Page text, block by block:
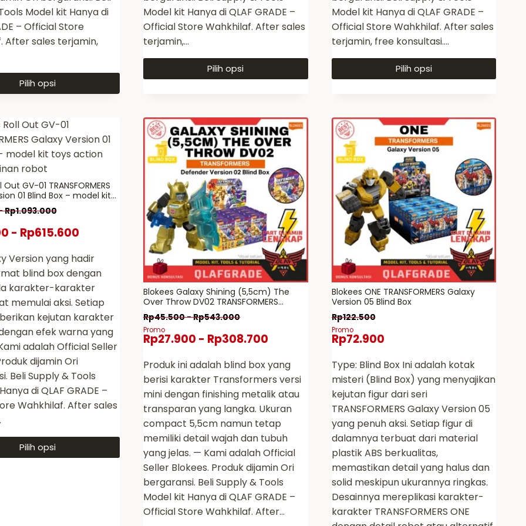
Model kit Hanya di
– Official Store
After sales terjamin,
Pilih opsi
Model kit Hanya di QLAF GRADE –
Official Store Wahkhilaf. After sales
terjamin,…
Pilih opsi
memiliki
beberapa
varian.
Pilihan
dapat
diambil
di
halaman
produk
Model kit Hanya di QLAF GRADE –
Official Store Wahkhilaf. After sales
terjamin, free konsultasi….
Pilih opsi
memiliki
beberapa
varian.
Pilihan
dapat
diambil
halaman
produk
GV-01 TRANSFORMERS
01 Blind Box – model kit
mainan robot
Rp1.093.000
- Rp615.600
Version yang hadir
blind box dengan
karakter-karakter
memulai aksi. Setiap
kejutan karakter
efek warna yang
adalah Official Seller
dijamin Ori
Beli Supply & Tools
di QLAF GRADE –
Wahkhilaf. After sales
Pilih opsi
Blokees Galaxy Shining (5,5cm) The
Over Throw DV02 TRANSFORMERS
Defender Version 02 Blind Box
Rp45.500-Rp543.000
Promo
Rp27.900 - Rp308.700
Produk ini adalah blind box yang
berisi karakter Transformers versi
mini dengan finishing metalik atau
transparan yang langka. Ukuran
compact 5,5cm namun tetap
memiliki detail wajah dan tubuh
yang jelas. — Kami adalah Official
Seller Blokees. Produk dijamin Ori
bergaransi. Beli Supply & Tools
Model kit Hanya di QLAF GRADE –
Official Store Wahkhilaf. After…
Blokees ONE TRANSFORMERS Galaxy
Version 05 Blind Box
Rp122.500
Promo
Rp72.900
Type: Blind Box Ini adalah kotak
misteri (Blind Box) yang menyajikan
kejutan figur dari seri
TRANSFORMERS Galaxy Version 05
yang penuh aksi. Setiap figur di
dalamnya terbuat dari material
plastik ABS berkualitas,
memastikan detail yang halus dan
solid meskipun ukurannya ringkas.
Desainnya mereplikasi karakter-
karakter TRANSFORMERS ONE